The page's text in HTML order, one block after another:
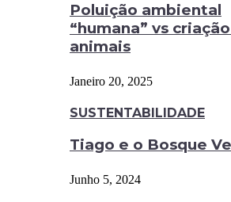
Poluição ambiental
“humana” vs
animais
Janeiro 20, 2025
SUSTENTABILIDADE
Tiago e o Bosque
Junho 5, 2024